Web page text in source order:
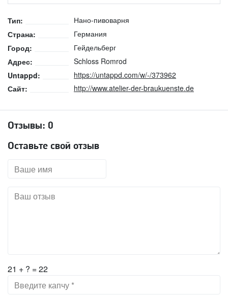
Тип:
Нано-пивоварня
Страна:
Германия
Город:
Гейдельберг
Адрес:
Schloss Romrod
Untappd:
https://untappd.com/w/-/373962
Сайт:
http://www.atelier-der-braukuenste.de
Отзывы: 0
Оставьте свой отзыв
21 + ? = 22